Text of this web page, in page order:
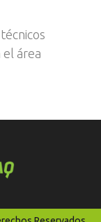
el área